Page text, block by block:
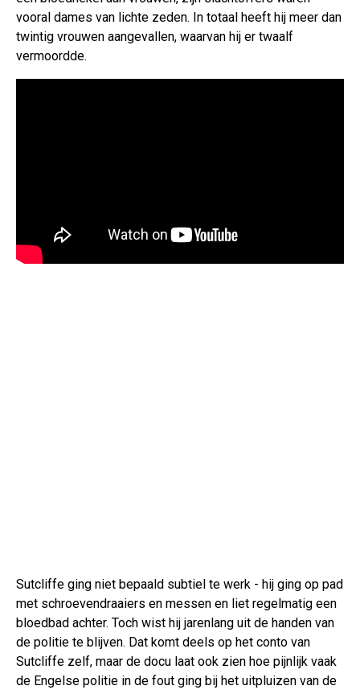
vooral dames van lichte zeden. In totaal heeft hij meer dan
twintig vrouwen aangevallen, waarvan hij er twaalf
vermoordde.
Sutcliffe ging niet bepaald subtiel te werk - hij ging op pad
met schroevendraaiers en messen en liet regelmatig een
bloedbad achter. Toch wist hij jarenlang uit de handen van
de politie te blijven. Dat komt deels op het conto van
Sutcliffe zelf, maar de docu laat ook zien hoe pijnlijk vaak
de Engelse politie in de fout ging bij het uitpluizen van de